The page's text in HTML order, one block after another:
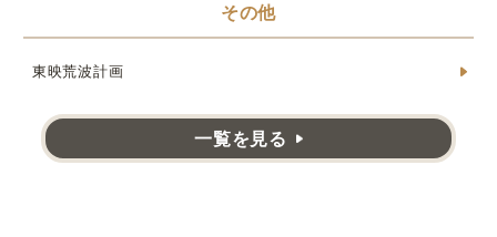
その他
東映荒波計画
一覧を見る